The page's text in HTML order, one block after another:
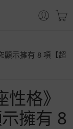
顯示擁有 8 項【超
格》
擁有 8